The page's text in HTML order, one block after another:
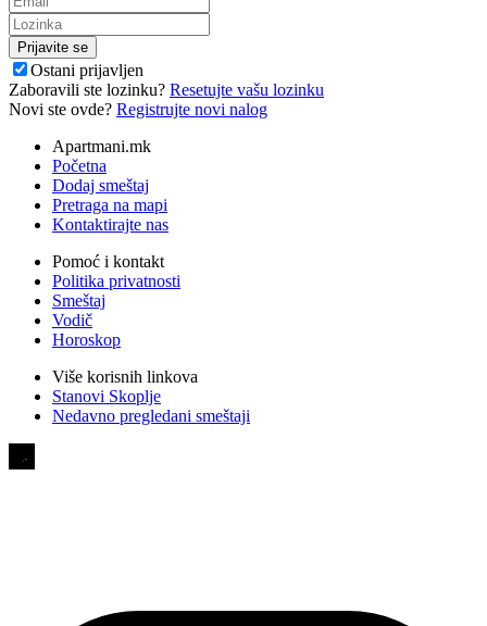
Ostani prijavljen
Zaboravili ste lozinku? Resetujte vašu lozinku
Novi ste ovde? Registrujte novi nalog
Apartmani.mk
Početna
Dodaj smeštaj
Pretraga na mapi
Kontaktirajte nas
Pomoć i kontakt
Politika privatnosti
Smeštaj
Vodič
Horoskop
Više korisnih linkova
Stanovi Skoplje
Nedavno pregledani smeštaji